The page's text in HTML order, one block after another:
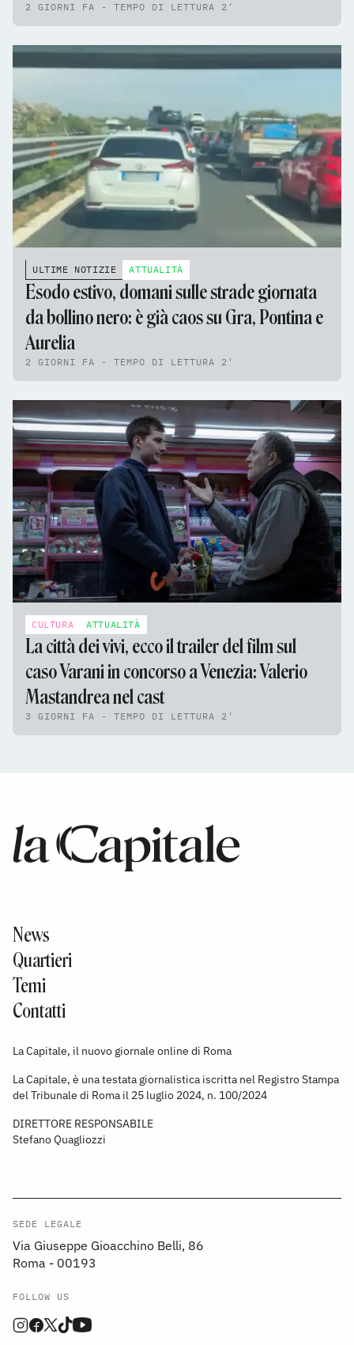
2 GIORNI FA - TEMPO DI LETTURA 2'
ULTIME NOTIZIE ATTUALITÀ
Esodo estivo, domani sulle strade giornata
da bollino nero: è già caos su Gra, Pontina e
Aurelia
2 GIORNI FA - TEMPO DI LETTURA 2'
CULTURA ATTUALITÀ
La città dei vivi, ecco il trailer del film sul
caso Varani in concorso a Venezia: Valerio
Mastandrea nel cast
3 GIORNI FA - TEMPO DI LETTURA 2'
News
Quartieri
Temi
Contatti
La Capitale, il nuovo giornale online di Roma
La Capitale, è una testata giornalistica iscritta nel Registro Stampa
del Tribunale di Roma il 25 luglio 2024, n. 100/2024
DIRETTORE RESPONSABILE
Stefano Quagliozzi
SEDE LEGALE
Via Giuseppe Gioacchino Belli, 86
Roma - 00193
FOLLOW US